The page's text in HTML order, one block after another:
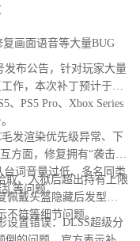
画面语音等大量BUG
布公告，针对玩家大量
作，本次补丁预计于下
、PS5 Pro、Xbox Series
发渲染优先级异常、下
方面，修复拥有“袭击对
词音量过低、多名同类
等问题。
、入狱后超出持有上限
佩戴头盔隐藏后发型异
不符等细节问题。
置错误：DLSS超级分